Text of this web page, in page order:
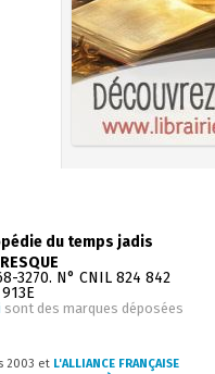
du temps jadis
3270. N° CNIL 824 842
sont des marques déposées
2003 et L'ALLIANCE FRANÇAISE